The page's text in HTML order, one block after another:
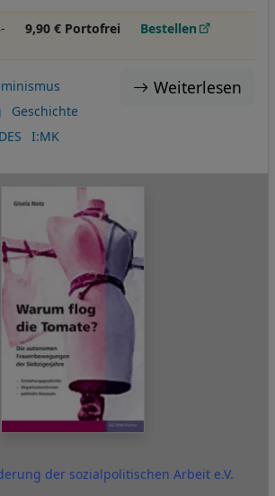
9,90 € Portofrei Bestellen
Weiterlesen
Geschichte
I:MK
der sozialpolitischen Arbeit e.V.